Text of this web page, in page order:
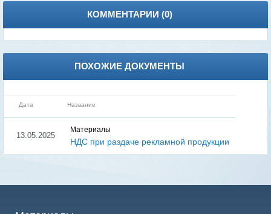
КОММЕНТАРИИ (0)
ПОХОЖИЕ ДОКУМЕНТЫ
Дата Название
13.05.2025
Материалы
НДС при раздаче рекламной продукции